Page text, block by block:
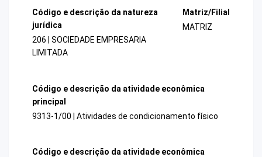
Código e descrição da natureza
jurídica
206 | SOCIEDADE EMPRESARIA
LIMITADA
Matriz/Filial
MATRIZ
Código e descrição da atividade econômica
principal
9313-1/00 | Atividades de condicionamento físico
Código e descrição da atividade econômica